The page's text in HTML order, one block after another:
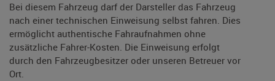
Bei diesem Fahrzeug darf der Darsteller das Fahrzeug
nach einer technischen Einweisung selbst fahren. Dies
ermöglicht authentische Fahraufnahmen ohne
zusätzliche Fahrer-Kosten. Die Einweisung erfolgt
durch den Fahrzeugbesitzer oder unseren Betreuer vor
Ort.